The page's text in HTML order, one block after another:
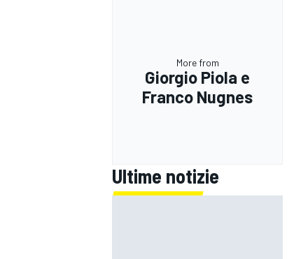
MONOMARCA
More from
Giorgio Piola e
Franco Nugnes
Ultime notizie